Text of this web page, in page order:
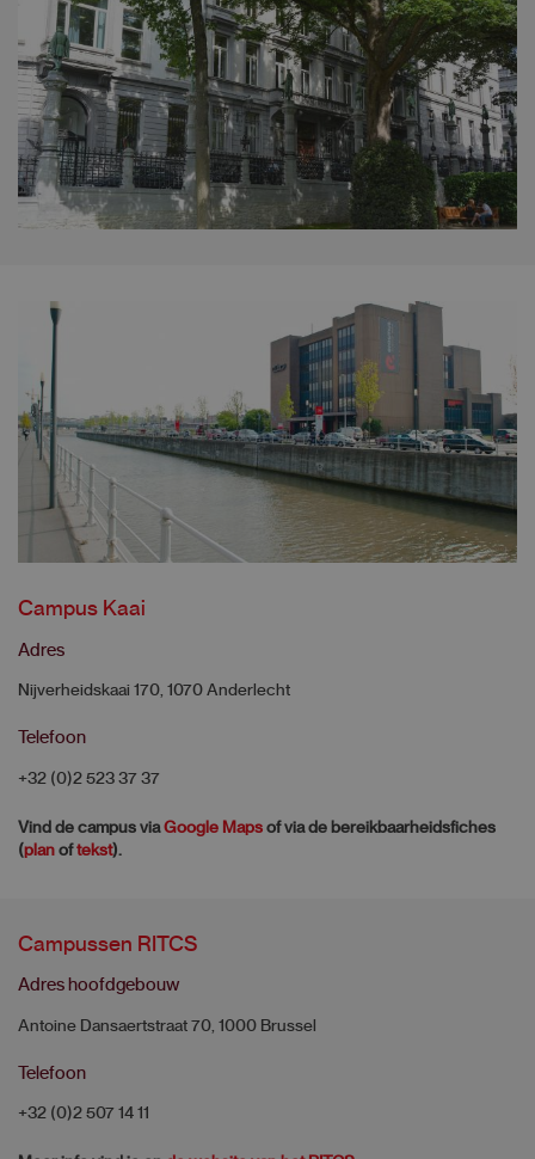
Campus Kaai
Adres
Nijverheidskaai 170, 1070 Anderlecht
Telefoon
+32 (0)2 523 37 37
Vind de campus viaGoogle Maps of via de bereikbaarheidsfiches
(plan oftekst).
Campussen RITCS
Adres hoofdgebouw
Antoine Dansaertstraat 70, 1000 Brussel
Telefoon
+32 (0)2 507 14 11